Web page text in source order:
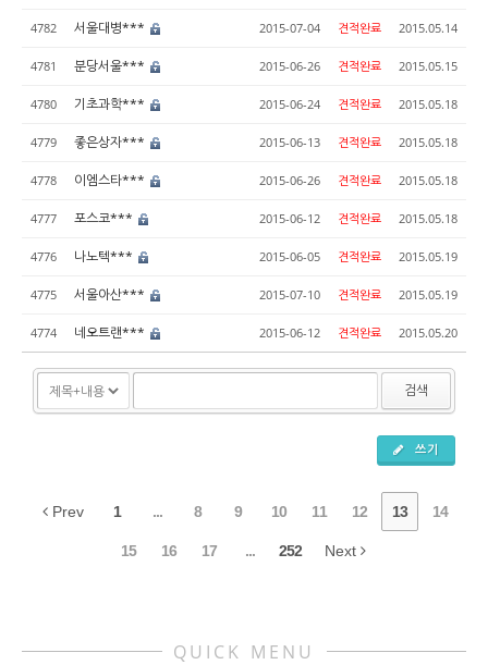
4782 서울대병*** 2015-07-04 견적완료 2015.05.14
4781 분당서울*** 2015-06-26 견적완료 2015.05.15
4780 기초과학*** 2015-06-24 견적완료 2015.05.18
4779 좋은상자*** 2015-06-13 견적완료 2015.05.18
4778 이엠스타*** 2015-06-26 견적완료 2015.05.18
4777 포스코*** 2015-06-12 견적완료 2015.05.18
4776 나노텍*** 2015-06-05 견적완료 2015.05.19
4775 서울아산*** 2015-07-10 견적완료 2015.05.19
4774 네오트랜*** 2015-06-12 견적완료 2015.05.20
검색
쓰기
Prev 1 ... 8 9 10 11 12 13 14
15 16 17 ... 252 Next
QUICK MENU